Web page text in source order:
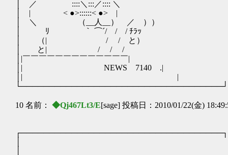
│ ／ ::::＼:::
│ | <
│ ＼ （__人
│ ﾘ ｀ ⌒´/￣
│ （| / /
│ と| /
│|￣￣￣￣￣￣￣
│| NEWS
│| |
└────────────────────────────────────┘
10 名前： ◆Qj467Lt3/E[sage] 投稿日：2010/01/22(金)
┌────────────────────────────────────┐